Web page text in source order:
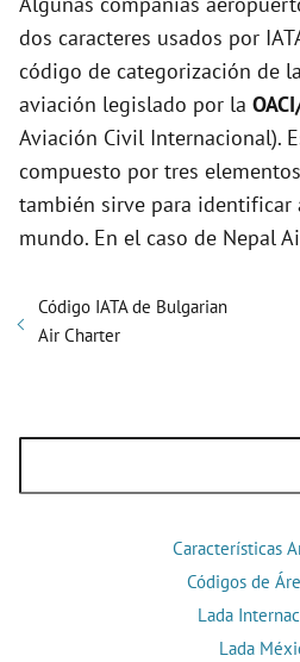
dos caracteres usados por
código de categorización de
aviación legislado por la
Aviación Civil Internacional).
compuesto por tres
también sirve para identificar
mundo. En el caso de Nepal
Código IATA de Bulgarian
Air Charter
Características
Códigos de
Lada
Lada